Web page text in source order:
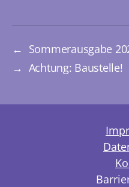
← Sommerausgabe
→ Achtung: Baustelle!